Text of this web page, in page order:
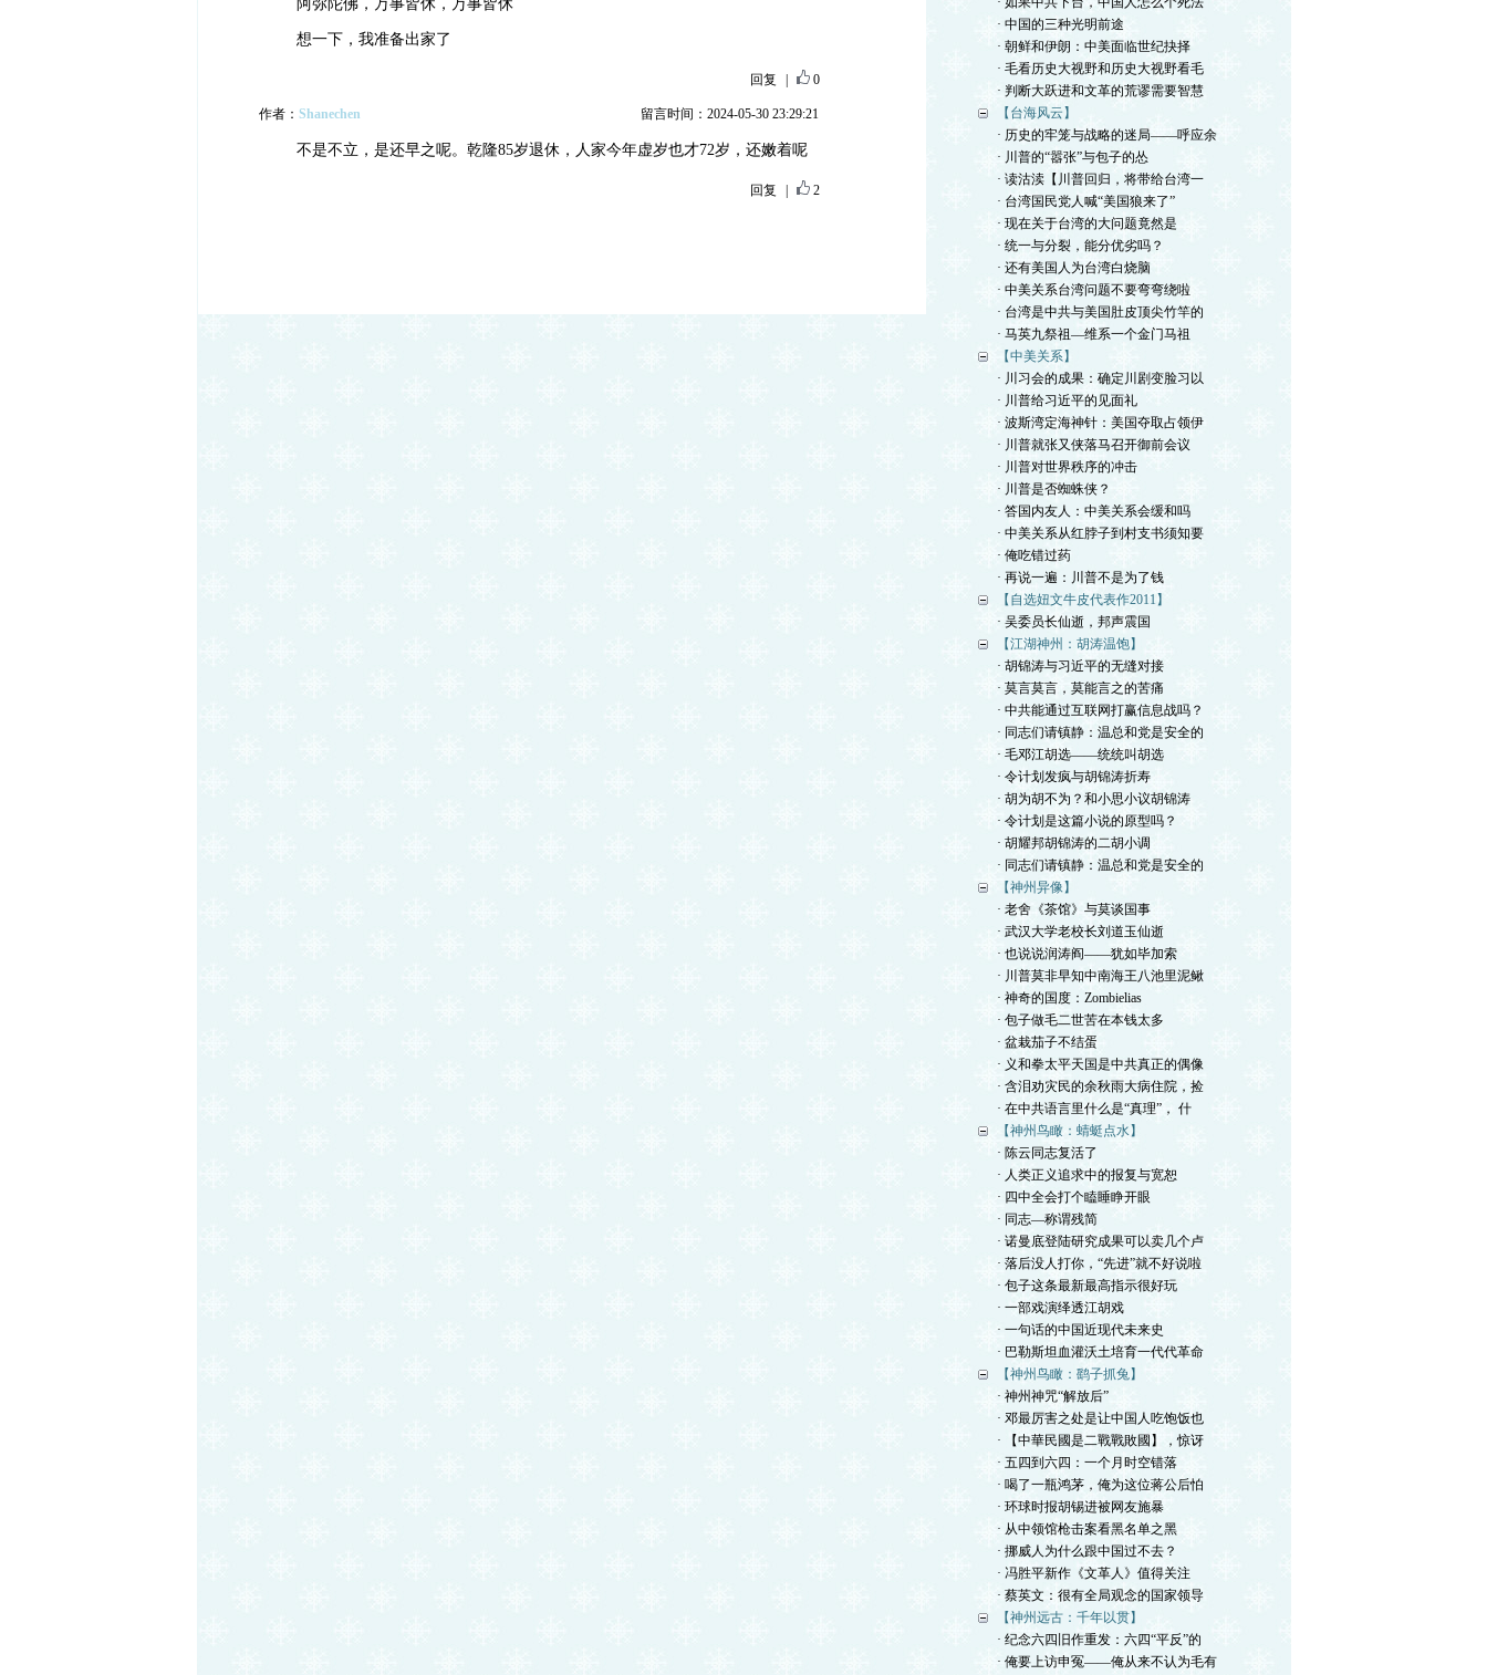
阿弥陀佛，万事皆休，万事皆休
想一下，我准备出家了
回复 0
作者： Shanechen 留言时间：2024-05-30 23:29:21
不是不立，是还早之呢。乾隆85岁退休，人家今年虚岁也才72岁，还嫩着呢
回复 2
· 中国的三种光明前途
· 朝鲜和伊朗：中美面临世纪抉择
· 毛看历史大视野和历史大视野看毛
· 判断大跃进和文革的荒谬需要智慧
【台海风云】
· 历史的牢笼与战略的迷局——呼应余
· 川普的“嚣张”与包子的怂
· 读沽渎【川普回归，将带给台湾一
· 台湾国民党人喊“美国狼来了”
· 现在关于台湾的大问题竟然是
· 统一与分裂，能分优劣吗？
· 还有美国人为台湾白烧脑
· 中美关系台湾问题不要弯弯绕啦
· 台湾是中共与美国肚皮顶尖竹竿的
· 马英九祭祖—维系一个金门马祖
【中美关系】
· 川习会的成果：确定川剧变脸习以
· 川普给习近平的见面礼
· 波斯湾定海神针：美国夺取占领伊
· 川普就张又侠落马召开御前会议
· 川普对世界秩序的冲击
· 川普是否蜘蛛侠？
· 答国内友人：中美关系会缓和吗
· 中美关系从红脖子到村支书须知要
· 俺吃错过药
· 再说一遍：川普不是为了钱
【自选妞文牛皮代表作2011】
· 吴委员长仙逝，邦声震国
【江湖神州：胡涛温饱】
· 胡锦涛与习近平的无缝对接
· 莫言莫言，莫能言之的苦痛
· 中共能通过互联网打赢信息战吗？
· 同志们请镇静：温总和党是安全的
· 毛邓江胡选——统统叫胡选
· 令计划发疯与胡锦涛折寿
· 胡为胡不为？和小思小议胡锦涛
· 令计划是这篇小说的原型吗？
· 胡耀邦胡锦涛的二胡小调
· 同志们请镇静：温总和党是安全的
【神州异像】
· 老舍《茶馆》与莫谈国事
· 武汉大学老校长刘道玉仙逝
· 也说说润涛阎——犹如毕加索
· 川普莫非早知中南海王八池里泥鳅
· 神奇的国度：Zombielias
· 包子做毛二世苦在本钱太多
· 盆栽茄子不结蛋
· 义和拳太平天国是中共真正的偶像
· 含泪劝灾民的余秋雨大病住院，捡
· 在中共语言里什么是“真理”， 什
【神州鸟瞰：蜻蜓点水】
· 陈云同志复活了
· 人类正义追求中的报复与宽恕
· 四中全会打个瞌睡睁开眼
· 同志—称谓残简
· 诺曼底登陆研究成果可以卖几个卢
· 落后没人打你，“先进”就不好说啦
· 包子这条最新最高指示很好玩
· 一部戏演绎透江胡戏
· 一句话的中国近现代未来史
· 巴勒斯坦血灌沃土培育一代代革命
【神州鸟瞰：鹞子抓兔】
· 神州神咒“解放后”
· 邓最厉害之处是让中国人吃饱饭也
· 【中華民國是二戰戰敗國】，惊讶
· 五四到六四：一个月时空错落
· 喝了一瓶鸿茅，俺为这位蒋公后怕
· 环球时报胡锡进被网友施暴
· 从中领馆枪击案看黑名单之黑
· 挪威人为什么跟中国过不去？
· 冯胜平新作《文革人》值得关注
· 蔡英文：很有全局观念的国家领导
【神州远古：千年以贯】
· 纪念六四旧作重发：六四“平反”的
· 俺要上访申冤——俺从来不认为毛有